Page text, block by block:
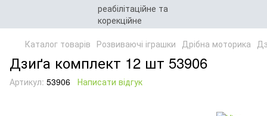
Каталог товарів Розвиваючі іграшки Дрібна моторика
Дзиґа комплект 12 шт 53906
Артикул: 53906 Написати відгук